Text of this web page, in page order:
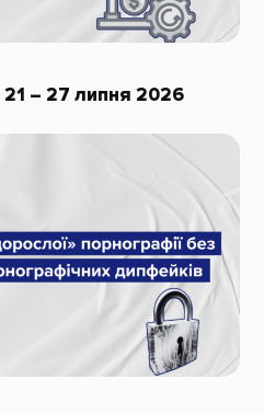
– 27 липня 2026